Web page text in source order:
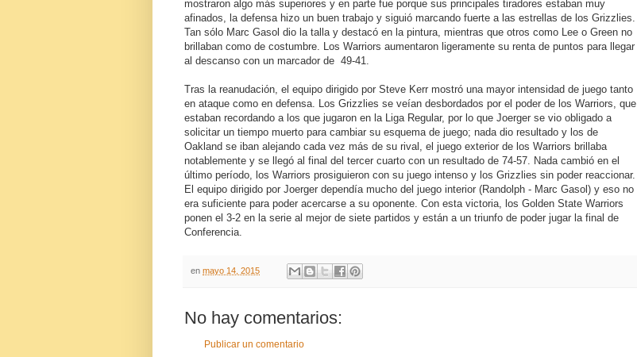
mostraron algo más superiores y en parte fue porque sus principales tiradores estaban muy
afinados, la defensa hizo un buen trabajo y siguió marcando fuerte a las estrellas de los Grizzlies.
Tan sólo Marc Gasol dio la talla y destacó en la pintura, mientras que otros como Lee o Green no
brillaban como de costumbre. Los Warriors aumentaron ligeramente su renta de puntos para llegar
al descanso con un marcador de 49-41.
Tras la reanudación, el equipo dirigido por Steve Kerr mostró una mayor intensidad de juego tanto
en ataque como en defensa. Los Grizzlies se veían desbordados por el poder de los Warriors, que
estaban recordando a los que jugaron en la Liga Regular, por lo que Joerger se vio obligado a
solicitar un tiempo muerto para cambiar su esquema de juego; nada dio resultado y los de
Oakland se iban alejando cada vez más de su rival, el juego exterior de los Warriors brillaba
notablemente y se llegó al final del tercer cuarto con un resultado de 74-57. Nada cambió en el
último período, los Warriors prosiguieron con su juego intenso y los Grizzlies sin poder reaccionar.
El equipo dirigido por Joerger dependía mucho del juego interior (Randolph - Marc Gasol) y eso no
era suficiente para poder acercarse a su oponente. Con esta victoria, los Golden State Warriors
ponen el 3-2 en la serie al mejor de siete partidos y están a un triunfo de poder jugar la final de
Conferencia.
en mayo 14, 2015
No hay comentarios:
Publicar un comentario